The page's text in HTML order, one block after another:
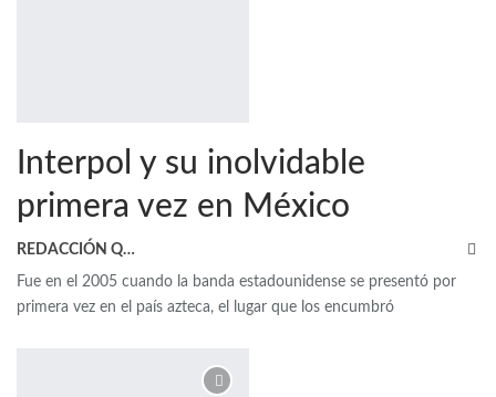
Interpol y su inolvidable
primera vez en México
REDACCIÓN QRP
Fue en el 2005 cuando la banda estadounidense se presentó por
primera vez en el país azteca, el lugar que los encumbró